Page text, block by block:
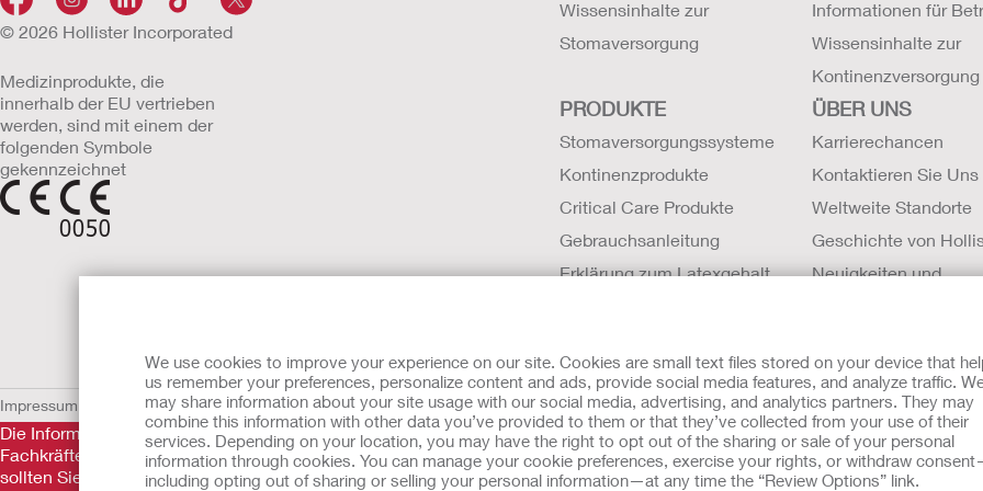
We use cookies to improve your experience on our site. Cookies are small text files stored on your device that
us remember your preferences, personalize content and ads, provide social media features, and analyze traffic.
may share information about your site usage with our social media, advertising, and analytics partners. They may
combine this information with other data you’ve provided to them or that they’ve collected from your use of their
services. Depending on your location, you may have the right to opt out of the sharing or sale of your personal
information through cookies. You can manage your cookie preferences, exercise your rights, or withdraw
including opting out of sharing or selling your personal information—at any time the “Review Options” link.
© 2026 Hollister Incorporated
Medizinprodukte, die
innerhalb der EU vertrieben
werden, sind mit einem der
folgenden Symbole
gekennzeichnet
Wissensinhalte zur
Stomaversorgung
Informationen für
Wissensinhalte zur
Kontinenzversorgung
PRODUKTE
Stomaversorgungssysteme
Kontinenzprodukte
Critical Care Produkte
Gebrauchsanleitung
Erklärung zum Latexgehalt
Kompatibilität
ÜBER UNS
Karrierechancen
Kontaktieren Sie Uns
Weltweite Standorte
Geschichte von
Neuigkeiten und
Impressum NutzungsbedingungenDatenschutzerklärungUmgang mit Cookies EU Whistleblowern-Mitteilung
Die Informationen auf dieser Website sind nicht als medizinische Beratung gedacht und sollen die Empfehlungen Ihres
Fachkräfte nicht ersetzen. Diese Website sollte auch nicht dazu verwendet werden, in einem medizinischen Notfall Hilfe zu
sollten Sie sich sofort persönlich in ärztliche Behandlung begeben. Da sich Bestimmungen ab und zu ändern, besuchen Sie